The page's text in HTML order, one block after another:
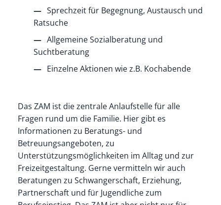
Sprechzeit für Begegnung, Austausch und
Ratsuche
Allgemeine Sozialberatung und
Suchtberatung
Einzelne Aktionen wie z.B. Kochabende
Das ZAM ist die zentrale Anlaufstelle für alle
Fragen rund um die Familie. Hier gibt es
Informationen zu Beratungs- und
Betreuungsangeboten, zu
Unterstützungsmöglichkeiten im Alltag und zur
Freizeitgestaltung. Gerne vermitteln wir auch
Beratungen zu Schwangerschaft, Erziehung,
Partnerschaft und für Jugendliche zum